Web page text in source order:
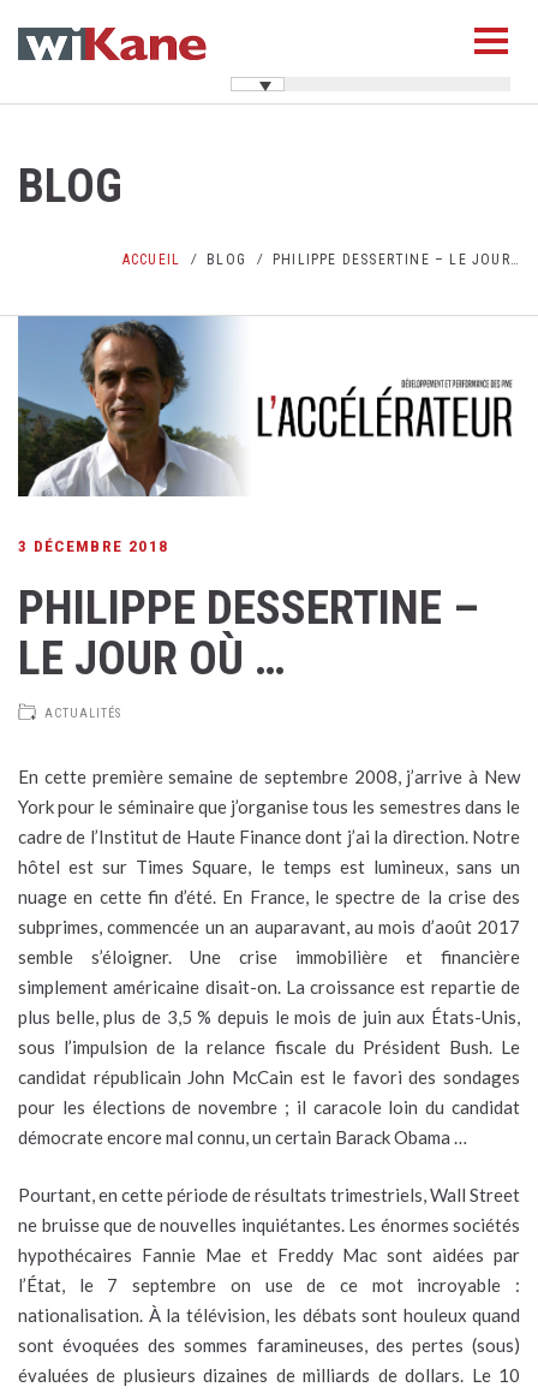
BLOG
ACCUEIL BLOG PHILIPPE DESSERTINE – LE JOUR…
3 DÉCEMBRE 2018
PHILIPPE DESSERTINE –
LE JOUR OÙ …
ACTUALITÉS
En cette première semaine de septembre 2008, j’arrive à New
York pour le séminaire que j’organise tous les semestres dans le
cadre de l’Institut de Haute Finance dont j’ai la direction. Notre
hôtel est sur Times Square, le temps est lumineux, sans un
nuage en cette fin d’été. En France, le spectre de la crise des
subprimes, commencée un an auparavant, au mois d’août 2017
semble s’éloigner. Une crise immobilière et financière
simplement américaine disait-on. La croissance est repartie de
plus belle, plus de 3,5 % depuis le mois de juin aux États-Unis,
sous l’impulsion de la relance fiscale du Président Bush. Le
candidat républicain John McCain est le favori des sondages
pour les élections de novembre ; il caracole loin du candidat
démocrate encore mal connu, un certain Barack Obama …
Pourtant, en cette période de résultats trimestriels, Wall Street
ne bruisse que de nouvelles inquiétantes. Les énormes sociétés
hypothécaires Fannie Mae et Freddy Mac sont aidées par
l’État, le 7 septembre on use de ce mot incroyable :
nationalisation. À la télévision, les débats sont houleux quand
sont évoquées des sommes faramineuses, des pertes (sous)
évaluées de plusieurs dizaines de milliards de dollars. Le 10